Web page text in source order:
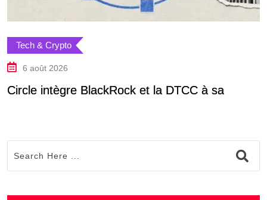
Tech & Crypto
6 août 2026
Circle intègre BlackRock et la DTCC à sa